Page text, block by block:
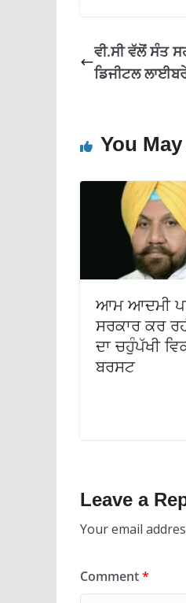
k p
ਵੀ.ਸੀ ਵੱਲੋਂ ਸੰਤ
ਡਿਜੀਟਲ
You
ਆਮ ਆਦਮੀ
ਸਰਕਾਰ ਕਰ
ਦਾ ਚਹੁੰਪੱਖੀ
ਬਰਸਟ
Leave a
Your email
Comment*